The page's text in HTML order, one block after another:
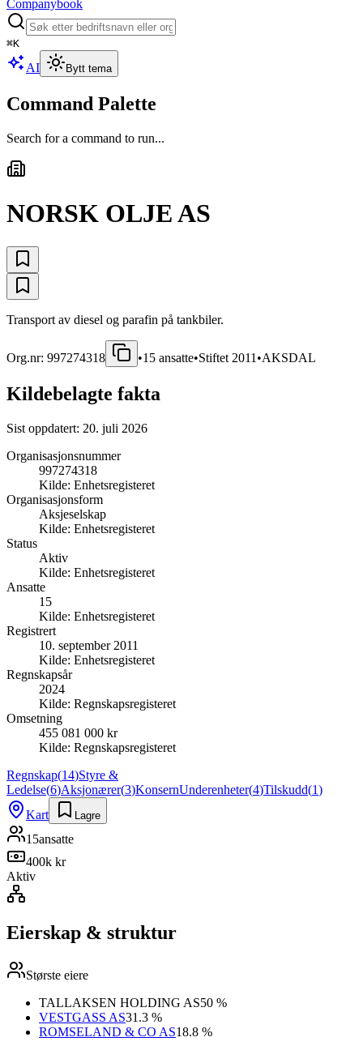
Companybook
⌘K
AI Bytt tema
Command Palette
Search for a command to run...
NORSK OLJE AS
Transport av diesel og parafin på tankbiler.
Org.nr: 997274318 •15 ansatte•Stiftet 2011 •AKSDAL
Kildebelagte fakta
Sist oppdatert: 20. juli 2026
Organisasjonsnummer
997274318
Kilde: Enhetsregisteret
Organisasjonsform
Aksjeselskap
Kilde: Enhetsregisteret
Status
Aktiv
Kilde: Enhetsregisteret
Ansatte
15
Kilde: Enhetsregisteret
Registrert
10. september 2011
Kilde: Enhetsregisteret
Regnskapsår
2024
Kilde: Regnskapsregisteret
Omsetning
455 081 000 kr
Kilde: Regnskapsregisteret
Regnskap(14)Styre &
Ledelse(6)Aksjonærer(3)KonsernUnderenheter(4)Tilskudd(1)
Kart
Lagre
15ansatte
400k kr
Aktiv
Eierskap & struktur
Største eiere
TALLAKSEN HOLDING AS50 %
VESTGASS AS31.3 %
ROMSELAND & CO AS18.8 %